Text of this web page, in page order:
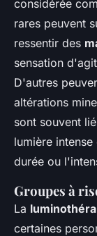
considérée
rares peuvent
ressentir des
sensation
D'autres
altérations
sont souvent
lumière
durée ou
Groupes à
La
certaines